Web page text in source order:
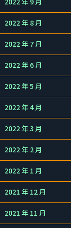
2022 年 8 月
2022 年 7 月
2022 年 6 月
2022 年 5 月
2022 年 4 月
2022 年 3 月
2022 年 2 月
2022 年 1 月
2021 年 12 月
2021 年 11 月